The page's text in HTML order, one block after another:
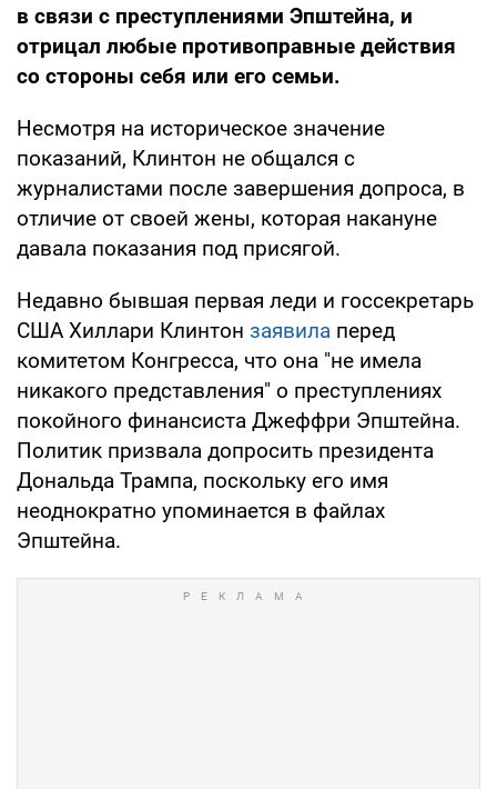
в связи с преступлениями Эпштейна, и
отрицал любые противоправные действия
со стороны себя или его семьи.
Несмотря на историческое значение
показаний, Клинтон не общался с
журналистами после завершения допроса, в
отличие от своей жены, которая накануне
давала показания под присягой.
Недавно бывшая первая леди и госсекретарь
США Хиллари Клинтон заявила перед
комитетом Конгресса, что она "не имела
никакого представления" о преступлениях
покойного финансиста Джеффри Эпштейна.
Политик призвала допросить президента
Дональда Трампа, поскольку его имя
неоднократно упоминается в файлах
Эпштейна.